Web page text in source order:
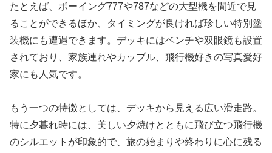
たとえば、ボーイング777や787などの大型機を間近で見
ることができるほか、タイミングが良ければ珍しい特別塗
装機にも遭遇できます。デッキにはベンチや双眼鏡も設置
されており、家族連れやカップル、飛行機好きの写真愛好
家にも人気です。
もう一つの特徴としては、デッキから見える広い滑走路。
特に夕暮れ時には、美しい夕焼けとともに飛び立つ飛行機
のシルエットが印象的で、旅の始まりや終わりに心に残る